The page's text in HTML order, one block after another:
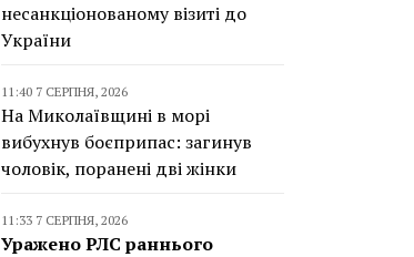
несанкціонованому візиті до
України
11:40 7 СЕРПНЯ, 2026
На Миколаївщині в морі
вибухнув боєприпас: загинув
чоловік, поранені дві жінки
11:33 7 СЕРПНЯ, 2026
Уражено РЛС раннього